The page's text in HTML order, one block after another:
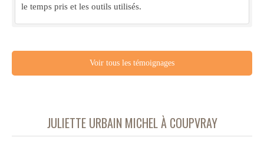
le temps pris et les outils utilisés.
Voir tous les témoignages
JULIETTE URBAIN MICHEL À COUPVRAY